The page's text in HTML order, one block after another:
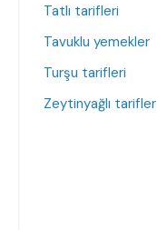
Tatlı tarifleri
Tavuklu yemekler
Turşu tarifleri
Zeytinyağlı tarifler